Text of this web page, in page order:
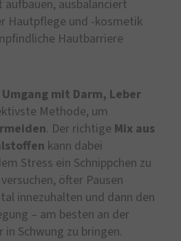
ausbalanciert
Hautpflege und -kosmetik
Hautbarriere
mit Darm, Leber
Methode, um
. Der richtige Mix aus
kann dabei
Stress ein Schnippchen zu
öfter Pausen
innezuhalten und dann den
– am besten an der
Schwung zu bringen.